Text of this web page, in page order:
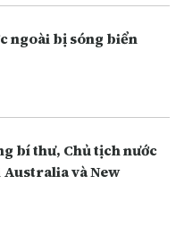
ngoài bị sóng biển
bí thư, Chủ tịch nước
Australia và New